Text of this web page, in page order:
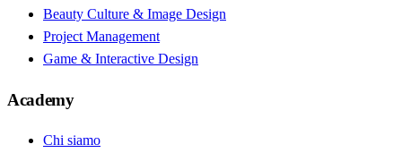
Beauty Culture & Image Design
Project Management
Game & Interactive Design
Academy
Chi siamo